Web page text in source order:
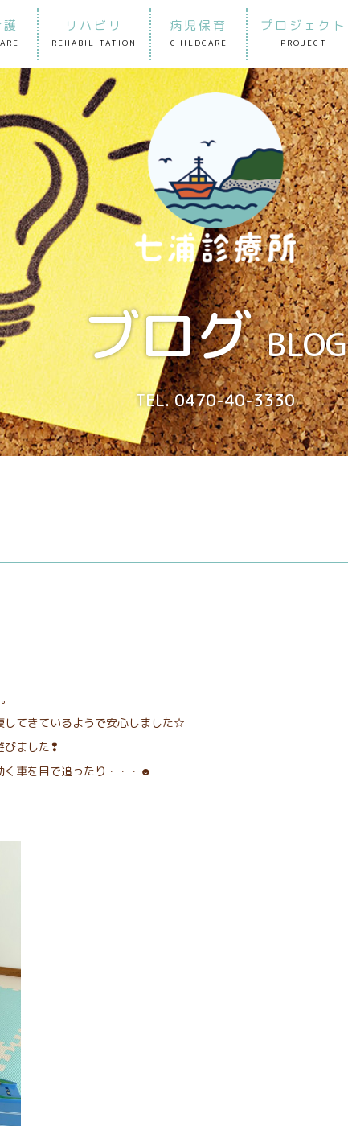
リハビリ
REHABILITATION
病児保育
CHILDCARE
プロジェクト
PROJECT
ブログ BLOG
TEL. 0470-40-3330
してきているようで安心しました☆
びました❢
く車を目で追ったり・・・☻